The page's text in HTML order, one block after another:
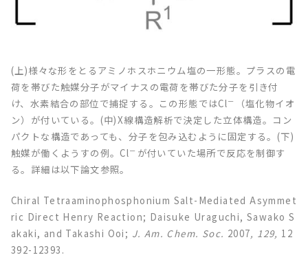
(上)様々な形をとるアミノホスホニウム塩の一形態。プラスの電
荷を帯びた触媒分子がマイナスの電荷を帯びた分子を引き付
け、水素結合の部位で捕捉する。この形態ではCl－
（塩化物イオ
ン）が付いている。(中)X線構造解析で決定した立体構造。コン
パクトな構造であっても、分子を包み込むように固定する。(下)
触媒が働くようすの例。Cl－ が付いていた場所で反応を制御す
る。詳細は以下論文参照。
Chiral Tetraaminophosphonium Salt-Mediated Asymmet
ric Direct Henry Reaction; Daisuke Uraguchi, Sawako S
akaki, and Takashi Ooi; J. Am. Chem. Soc. 2007, 129, 12
392-12393.